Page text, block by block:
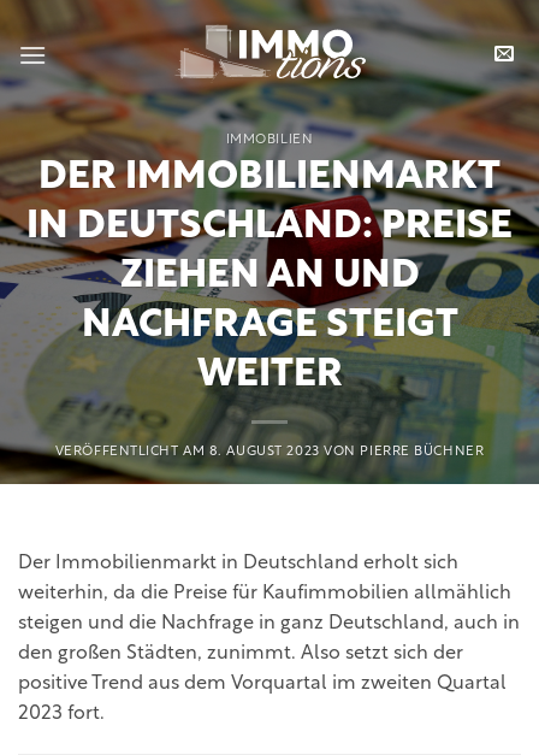
Inhalt
springen
IMMOBILIEN
DER IMMOBILIENMARKT
IN DEUTSCHLAND: PREISE
ZIEHEN AN UND
NACHFRAGE STEIGT
WEITER
VERÖFFENTLICHT AM 8. AUGUST 2023 VON PIERRE BÜCHNER
Der Immobilienmarkt in Deutschland erholt sich
weiterhin, da die Preise für Kaufimmobilien allmählich
steigen und die Nachfrage in ganz Deutschland, auch in
den großen Städten, zunimmt. Also setzt sich der
positive Trend aus dem Vorquartal im zweiten Quartal
2023 fort.